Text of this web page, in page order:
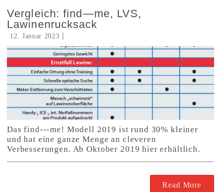
Vergleich: find—me, LVS,
Lawinenrucksack
12. Januar 2023
Das find---me! Modell 2019 ist rund 30% kleiner
und hat eine ganze Menge an cleveren
Verbesserungen. Ab Oktober 2019 hier erhältlich.
Read More